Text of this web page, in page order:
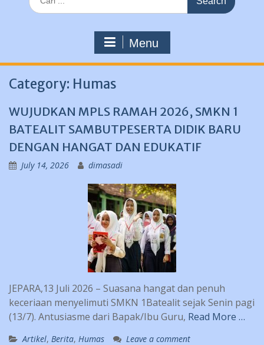
for:
Menu
Category: Humas
WUJUDKAN MPLS RAMAH 2026, SMKN 1
BATEALIT SAMBUTPESERTA DIDIK BARU
DENGAN HANGAT DAN EDUKATIF
July 14, 2026 dimasadi
JEPARA,13 Juli 2026 – Suasana hangat dan penuh
keceriaan menyelimuti SMKN 1Batealit sejak Senin pagi
(13/7). Antusiasme dari Bapak/Ibu Guru, Read More …
Artikel, Berita, Humas Leave a comment